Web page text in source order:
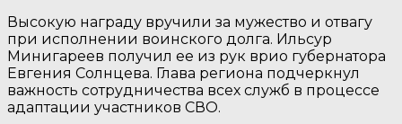
Высокую награду вручили за мужество и отвагу
при исполнении воинского долга. Ильсур
Минигареев получил ее из рук врио губернатора
Евгения Солнцева. Глава региона подчеркнул
важность сотрудничества всех служб в процессе
адаптации участников СВО.